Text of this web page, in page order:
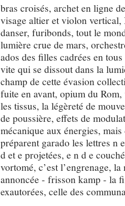
bras croisés, archet en ligne
visage altier et violon vertical,
danser, furibonds, tout le
lumière crue de mars,
ados des filles cadrées en
vite qui se dissout dans la
champ de cette évasion
fuite en avant, opium du
les tissus, la légèreté de
de poussière, effets de
mécanique aux énergies,
préparent garado les lettres n
d et e projetées, e n d e
vortomé, c’est l’engrenage,
annoncée - frisson kamp - la
exautorées, celle des